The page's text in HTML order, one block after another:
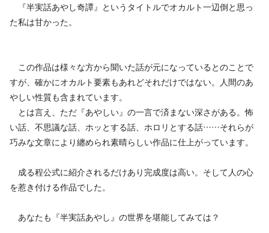
『半実話あやし奇譚』というタイトルでオカルト一辺倒と思っ
た私は甘かった。
この作品は様々な方から聞いた話が元になっているとのことで
すが、確かにオカルト要素もあれどそれだけではない。人間のあ
やしい性質も含まれています。
とは言え、ただ『あやしい』の一言で済まない深さがある。怖
い話、不思議な話、ホッとする話、ホロリとする話……それらが
巧みな文章により纏められ素晴らしい作品に仕上がっています。
成る程公式に紹介されるだけあり完成度は高い。そして人の心
を惹き付ける作品でした。
あなたも『半実話あやし』の世界を堪能してみては？